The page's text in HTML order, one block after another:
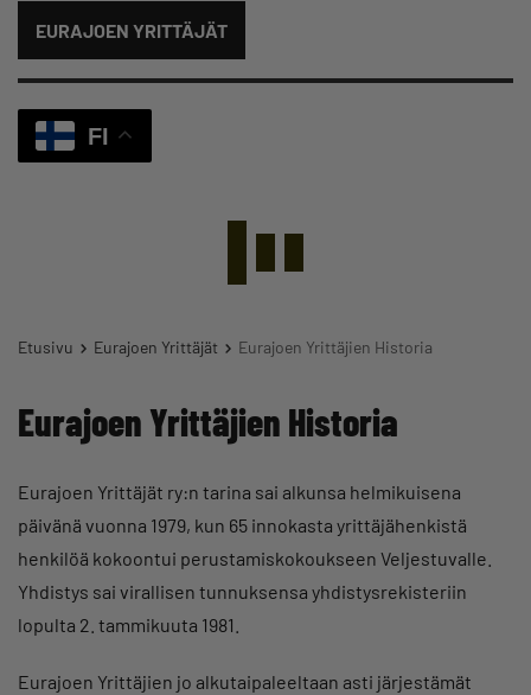
EURAJOEN YRITTÄJÄT
FI
Etusivu Eurajoen Yrittäjät Eurajoen Yrittäjien Historia
Eurajoen Yrittäjien Historia
Eurajoen Yrittäjät ry:n tarina sai alkunsa helmikuisena
päivänä vuonna 1979, kun 65 innokasta yrittäjähenkistä
henkilöä kokoontui perustamiskokoukseen Veljestuvalle.
Yhdistys sai virallisen tunnuksensa yhdistysrekisteriin
lopulta 2. tammikuuta 1981.
Eurajoen Yrittäjien jo alkutaipaleeltaan asti järjestämät
Suodata hakutuloksia: näytä kaikki sisältö